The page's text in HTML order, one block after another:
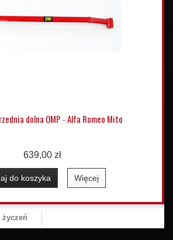
dolna OMP - Alfa Romeo Mito
639,00 zł
do koszyka Więcej